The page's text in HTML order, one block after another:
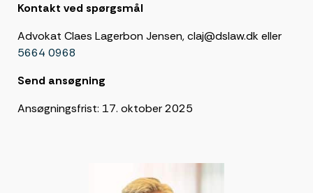
Kontakt ved spørgsmål
Advokat Claes Lagerbon Jensen, claj@dslaw.dk eller
5664 0968
Send ansøgning
Ansøgningsfrist: 17. oktober 2025